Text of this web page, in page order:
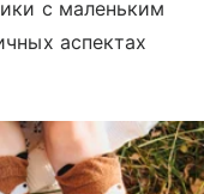
с маленьким
аспектах